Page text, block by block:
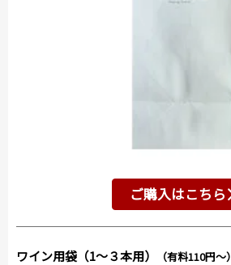
ご購入はこちら
ワイン用袋（1～３本用） （有料110円～）